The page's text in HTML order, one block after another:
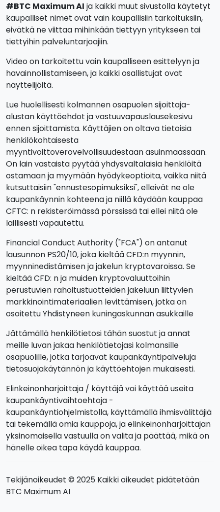
#BTC Maximum AI ja kaikki muut sivustolla käytetyt
kaupalliset nimet ovat vain kaupallisiin tarkoituksiin,
eivätkä ne viittaa mihinkään tiettyyn yritykseen tai
tiettyihin palveluntarjoajiin.
Video on tarkoitettu vain kaupalliseen esittelyyn ja
havainnollistamiseen, ja kaikki osallistujat ovat
näyttelijöitä.
Lue huolellisesti kolmannen osapuolen sijoittaja-
alustan käyttöehdot ja vastuuvapauslausekesivu
ennen sijoittamista. Käyttäjien on oltava tietoisia
henkilökohtaisesta
myyntivoittoverovelvollisuudestaan asuinmaassaan.
On lain vastaista pyytää yhdysvaltalaisia henkilöitä
ostamaan ja myymään hyödykeoptioita, vaikka niitä
kutsuttaisiin "ennustesopimuksiksi", elleivät ne ole
kaupankäynnin kohteena ja niillä käydään kauppaa
CFTC: n rekisteröimässä pörssissä tai ellei niitä ole
laillisesti vapautettu.
Financial Conduct Authority ("FCA") on antanut
lausunnon PS20/10, joka kieltää CFD:n myynnin,
myynninedistämisen ja jakelun kryptovaroissa. Se
kieltää CFD: n ja muiden kryptovaluuttoihin
perustuvien rahoitustuotteiden jakeluun liittyvien
markkinointimateriaalien levittämisen, jotka on
osoitettu Yhdistyneen kuningaskunnan asukkaille
Jättämällä henkilötietosi tähän suostut ja annat
meille luvan jakaa henkilötietojasi kolmansille
osapuolille, jotka tarjoavat kaupankäyntipalveluja
tietosuojakäytännön ja käyttöehtojen mukaisesti.
Elinkeinonharjoittaja / käyttäjä voi käyttää useita
kaupankäyntivaihtoehtoja -
kaupankäyntiohjelmistolla, käyttämällä ihmisvälittäjiä
tai tekemällä omia kauppoja, ja elinkeinonharjoittajan
yksinomaisella vastuulla on valita ja päättää, mikä on
hänelle oikea tapa käydä kauppaa.
Tekijänoikeudet © 2025 Kaikki oikeudet pidätetään
BTC Maximum AI